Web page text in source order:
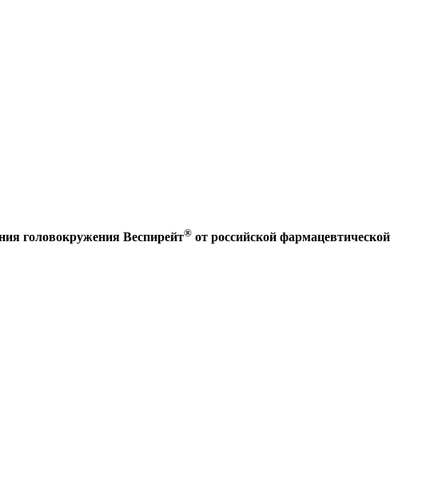
головокружения Веспирейт® от российской фармацевтической